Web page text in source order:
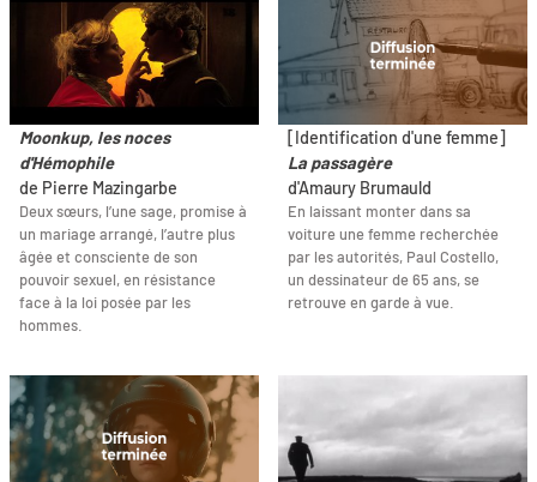
Moonkup, les noces
d'Hémophile
de Pierre Mazingarbe
Deux sœurs, l’une sage, promise à
un mariage arrangé, l’autre plus
âgée et consciente de son
pouvoir sexuel, en résistance
face à la loi posée par les
hommes.
[Identification d'une femme]
La passagère
d'Amaury Brumauld
En laissant monter dans sa
voiture une femme recherchée
par les autorités, Paul Costello,
un dessinateur de 65 ans, se
retrouve en garde à vue.